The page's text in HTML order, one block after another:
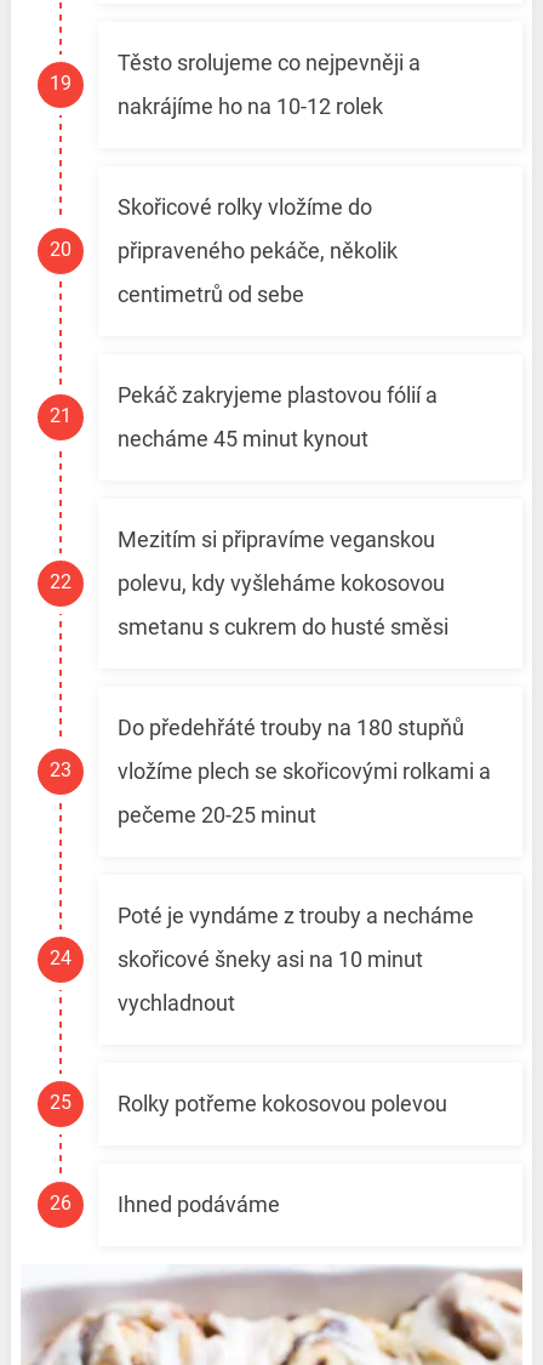
Těsto srolujeme co nejpevněji a
nakrájíme ho na 10-12 rolek
Skořicové rolky vložíme do
připraveného pekáče, několik
centimetrů od sebe
Pekáč zakryjeme plastovou fólií a
necháme 45 minut kynout
Mezitím si připravíme veganskou
polevu, kdy vyšleháme kokosovou
smetanu s cukrem do husté směsi
Do předehřáté trouby na 180 stupňů
vložíme plech se skořicovými rolkami a
pečeme 20-25 minut
Poté je vyndáme z trouby a necháme
skořicové šneky asi na 10 minut
vychladnout
Rolky potřeme kokosovou polevou
Ihned podáváme